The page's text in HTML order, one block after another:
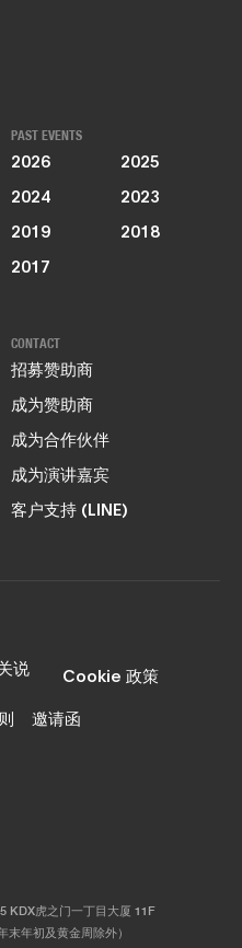
PAST EVENTS
2026
2025
2024
2023
2019
2018
2017
CONTACT
招募赞助商
成为赞助商
成为合作伙伴
成为演讲嘉宾
客户支持 (LINE)
说
Cookie 政策
邀请函
KDX虎之门一丁目大厦 11F
年初及黄金周除外）